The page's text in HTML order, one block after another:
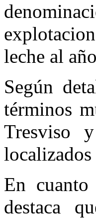
leche al
Según
términos
Tresviso
localizados
En
destaca